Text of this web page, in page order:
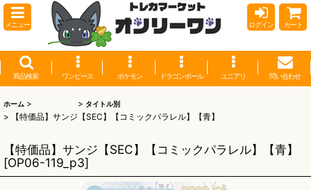
メニュー ログイン カート
商品検索 ワンピース ポケモン ドラゴンボール ユニアリ 問い合わせ
ホーム > > タイトル別
> 【特価品】サンジ【SEC】【コミックパラレル】【青】
【特価品】サンジ【SEC】【コミックパラレル】【青】
[OP06-119_p3]